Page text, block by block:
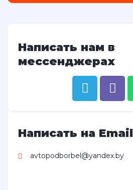
Написать нам в
мессенджерах
Написать на Email
avtopodborbel@yandex.by